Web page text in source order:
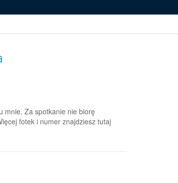
mnie. Za spotkanie nie biorę
fotek i numer znajdziesz tutaj